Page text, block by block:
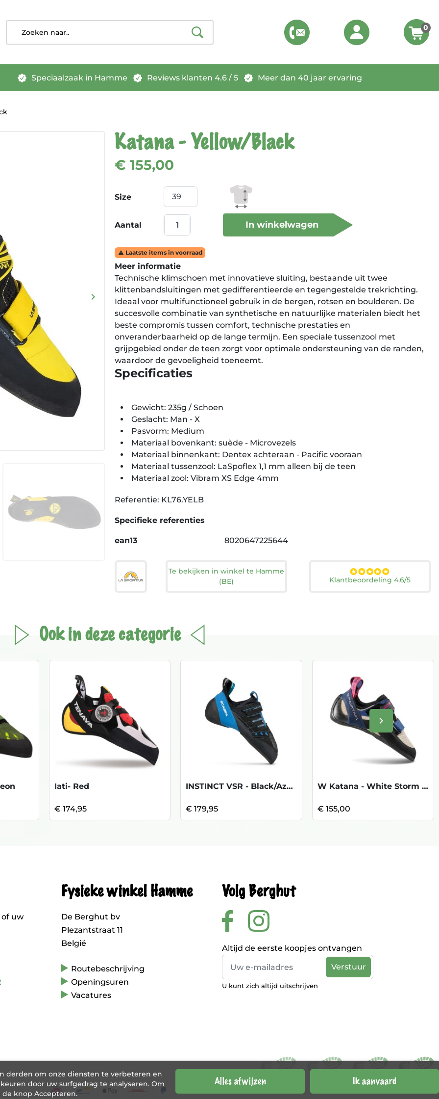
0
Speciaalzaak in Hamme Reviews klanten 4.6 / 5 Meer dan 40 jaar ervaring
Volgende
keyboard_arrow_right
Katana - Yellow/Black
€ 155,00
Size
Aantal In winkelwagen
 Laatste items in voorraad
Meer informatie
Technische klimschoen met innovatieve sluiting, bestaande uit twee
klittenbandsluitingen met gedifferentieerde en tegengestelde trekrichting.
Ideaal voor multifunctioneel gebruik in de bergen, rotsen en boulderen. De
succesvolle combinatie van synthetische en natuurlijke materialen biedt het
beste compromis tussen comfort, technische prestaties en
onveranderbaarheid op de lange termijn. Een speciale tussenzool met
grijpgebied onder de teen zorgt voor optimale ondersteuning van de randen,
waardoor de gevoeligheid toeneemt.
Specificaties
Gewicht: 235g / Schoen
Geslacht: Man - X
Pasvorm: Medium
Materiaal bovenkant: suède - Microvezels
Materiaal binnenkant: Dentex achteraan - Pacific vooraan
Materiaal tussenzool: LaSpoflex 1,1 mm alleen bij de teen
Materiaal zool: Vibram XS Edge 4mm
Referentie: KL76.YELB
Specifieke referenties
ean13 8020647225644
Te bekijken in winkel te Hamme
(BE)
Klantbeoordeling 4.6/5
Ook in deze categorie
Volgende
keyboard_arrow_right
Iati- Red
€ 174,95
INSTINCT VSR - Black/Azure
€ 179,95
W Katana - White Storm Blue
€ 155,00
of uw
Fysieke winkel Hamme
De Berghut bv
Plezantstraat 11
België
Routebeschrijving
Openingsuren
Vacatures
Volg Berghut
Altijd de eerste koopjes ontvangen
U kunt zich altijd uitschrijven
derden om onze diensten te verbeteren en
door uw surfgedrag te analyseren. Om
knop Accepteren.
Alles afwijzen Ik aanvaard